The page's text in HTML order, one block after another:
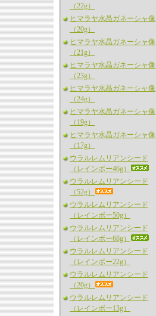
（22g）
ヒマラヤ水晶ガネーシャ像
（20g）
ヒマラヤ水晶ガネーシャ像
（21g）
ヒマラヤ水晶ガネーシャ像
（23g）
ヒマラヤ水晶ガネーシャ像
（24g）
ヒマラヤ水晶ガネーシャ像
（19g）
ヒマラヤ水晶ガネーシャ像
（17g）
ウラルレムリアンシード
（レインボー46g）
ウラルレムリアンシード
（52g）
ウラルレムリアンシード
（レインボー50g）
ウラルレムリアンシード
（レインボー68g）
ウラルレムリアンシード
（レインボー22g）
ウラルレムリアンシード
（20g）
ウラルレムリアンシード
（レインボー13g）